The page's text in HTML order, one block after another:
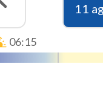
11
06:15